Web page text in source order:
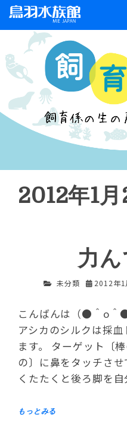
2012年1月
力
未分類 2012年1
こんばんは（●＾o＾
アシカのシルクは採
ます。 ターゲット〔
の〕に鼻をタッチさせ
くたたくと後ろ脚を